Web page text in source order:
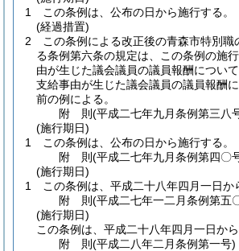
1
この条例は、公布の日から施行する。
(経過措置)
2
この条例による改正後の青森市特別職
る条例第六条の規定は、この条例の施
由が生じた議会議員の議員報酬につい
支給事由が生じた議会議員の議員報酬
前の例による。
附 則(平成二七年九月条例第三八
(施行期日)
1
この条例は、公布の日から施行する。
附 則(平成二七年九月条例第四〇
(施行期日)
1
この条例は、平成二十八年四月一日か
附 則(平成二七年一二月条例第五
(施行期日)
この条例は、平成二十八年四月一日から
附 則(平成二八年二月条例第一号)